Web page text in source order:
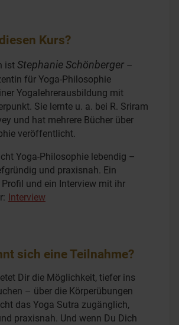
Kurs?
ist Stephanie Schönberger ­–
für Yoga-Philosophie
Yogalehrerausbildung mit
Sie lernte u. a. bei R. Sriram
und hat mehrere Bücher über
veröffentlicht.
Yoga-Philosophie lebendig –
und praxisnah. Ein
und ein Interview mit ihr
Interview
sich eine Teilnahme?
Dir die Möglichkeit, tiefer ins
– über die Körperübungen
das Yoga Sutra zugänglich,
praxisnah. Und wenn Du Dich